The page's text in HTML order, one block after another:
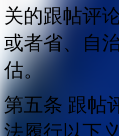
关的跟帖评
或者省、自
估。
第五条 跟帖
法履行以下